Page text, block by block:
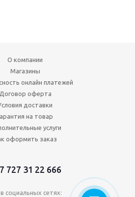
О компании
Магазины
онлайн платежей
Договор оферта
доставки
на товар
услуги
оформить заказ
727 31 22 666
социальных сетях: